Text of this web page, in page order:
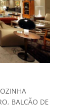
, BALCÃO DE